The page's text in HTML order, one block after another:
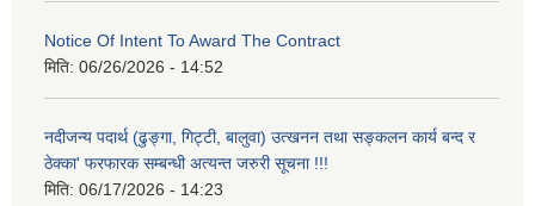
Notice Of Intent To Award The Contract
मिति: 06/26/2026 - 14:52
नदीजन्य पदार्थ (ढुङ्गा, गिट्टी, बालुवा) उत्खनन तथा सङ्कलन कार्य बन्द र
ठेक्का' फरफारक सम्बन्धी अत्यन्त जरुरी सूचना !!!
मिति: 06/17/2026 - 14:23